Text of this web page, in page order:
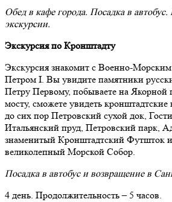
Обед в кафе города. Посадка в
экскурсии.
Экскурсия по Кронштадту
Экскурсия знакомит с Военно-
Петром I. Вы увидите памятники
Петру Первому, побываете на
мосту, сможете увидеть
до сих пор Петровский сухой док,
Итальянский пруд, Петровский парк,
знаменитый Кронштадтский Футшток
великолепный Морской Собор.
Посадка в автобус и возвращение в
4 день. Продолжительность – 5 часов.